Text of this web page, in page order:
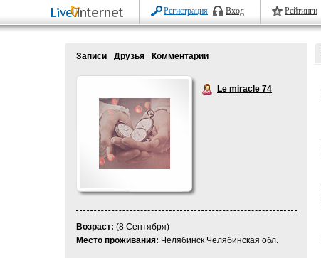
Регистрация Вход Рейтинги
Записи Друзья Комментарии
Le miracle 74
Возраст: (8 Сентября)
Место проживания: Челябинск Челябинская обл.